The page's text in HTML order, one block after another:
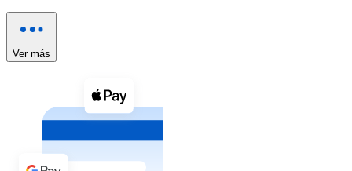
Ver todo
Compra criptomonedas con efectivo en tu tienda más
Comprar con efectivo
Transferencia SEPA
Añade fondos a tu cuenta Bitnovo o realiza compras
Ver más